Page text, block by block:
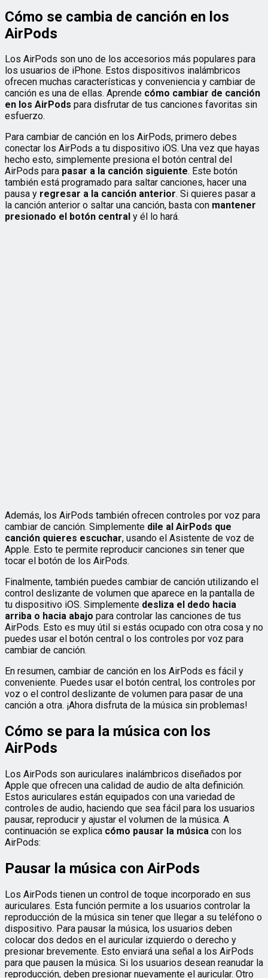
Cómo se cambia de canción en los
AirPods
Los AirPods son uno de los accesorios más populares para
los usuarios de iPhone. Estos dispositivos inalámbricos
ofrecen muchas características y conveniencia y cambiar de
canción es una de ellas. Aprende cómo cambiar de canción
en los AirPods para disfrutar de tus canciones favoritas sin
esfuerzo.
Para cambiar de canción en los AirPods, primero debes
conectar los AirPods a tu dispositivo iOS. Una vez que hayas
hecho esto, simplemente presiona el botón central del
AirPods para pasar a la canción siguiente. Este botón
también está programado para saltar canciones, hacer una
pausa y regresar a la canción anterior. Si quieres pasar a
la canción anterior o saltar una canción, basta con mantener
presionado el botón central y él lo hará.
Además, los AirPods también ofrecen controles por voz para
cambiar de canción. Simplemente dile al AirPods que
canción quieres escuchar, usando el Asistente de voz de
Apple. Esto te permite reproducir canciones sin tener que
tocar el botón de los AirPods.
Finalmente, también puedes cambiar de canción utilizando el
control deslizante de volumen que aparece en la pantalla de
tu dispositivo iOS. Simplemente desliza el dedo hacia
arriba o hacia abajo para controlar las canciones de tus
AirPods. Esto es muy útil si estás ocupado con otra cosa y no
puedes usar el botón central o los controles por voz para
cambiar de canción.
En resumen, cambiar de canción en los AirPods es fácil y
conveniente. Puedes usar el botón central, los controles por
voz o el control deslizante de volumen para pasar de una
canción a otra. ¡Ahora disfruta de la música sin problemas!
Cómo se para la música con los
AirPods
Los AirPods son auriculares inalámbricos diseñados por
Apple que ofrecen una calidad de audio de alta definición.
Estos auriculares están equipados con una variedad de
controles de audio, haciendo que sea fácil para los usuarios
pausar, reproducir y ajustar el volumen de la música. A
continuación se explica cómo pausar la música con los
AirPods:
Pausar la música con AirPods
Los AirPods tienen un control de toque incorporado en sus
auriculares. Esta función permite a los usuarios controlar la
reproducción de la música sin tener que llegar a su teléfono o
dispositivo. Para pausar la música, los usuarios deben
colocar dos dedos en el auricular izquierdo o derecho y
presionar brevemente. Esto enviará una señal a los AirPods
para que pausen la música. Si los usuarios desean reanudar la
reproducción, deben presionar nuevamente el auricular. Otro